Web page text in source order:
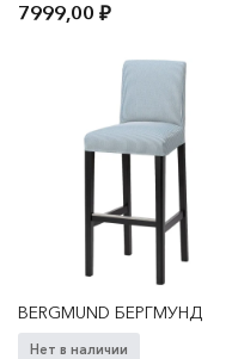
7999,00₽
BERGMUND БЕРГМУНД
Нет в наличии